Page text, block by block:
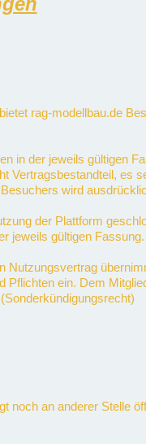
rag-modellbau.de
in der jeweils gültigen
Vertragsbestandteil, es
wird
der Plattform
jeweils gültigen Fassung.
ein. Dem
noch an anderer Stelle